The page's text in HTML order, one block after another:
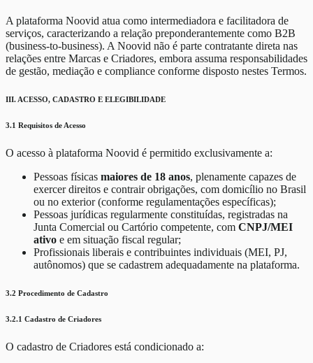
A plataforma Noovid atua como intermediadora e facilitadora de
serviços, caracterizando a relação preponderantemente como B2B
(business-to-business). A Noovid não é parte contratante direta nas
relações entre Marcas e Criadores, embora assuma responsabilidades
de gestão, mediação e compliance conforme disposto nestes Termos.
III. ACESSO, CADASTRO E ELEGIBILIDADE
3.1 Requisitos de Acesso
O acesso à plataforma Noovid é permitido exclusivamente a:
Pessoas físicas maiores de 18 anos, plenamente capazes de
exercer direitos e contrair obrigações, com domicílio no Brasil
ou no exterior (conforme regulamentações específicas);
Pessoas jurídicas regularmente constituídas, registradas na
Junta Comercial ou Cartório competente, com CNPJ/MEI
ativo e em situação fiscal regular;
Profissionais liberais e contribuintes individuais (MEI, PJ,
autônomos) que se cadastrem adequadamente na plataforma.
3.2 Procedimento de Cadastro
3.2.1 Cadastro de Criadores
O cadastro de Criadores está condicionado a: